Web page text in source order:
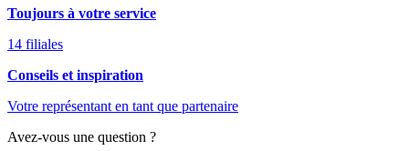
Toujours à votre service
14 filiales
Conseils et inspiration
Votre représentant en tant que partenaire
Avez-vous une question ?